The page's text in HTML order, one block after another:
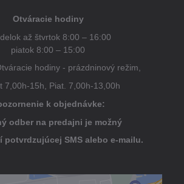
Otváracie hodiny
až štvrtok 8:00 – 16:00
piatok 8:00 – 15:00
hodiny - prázdninový režim,
7,00h-15h, Piat. 7,00h-13,00h
k objednávke:
odber na predajni je možný
potvrdzujúcej SMS alebo e-mailu.